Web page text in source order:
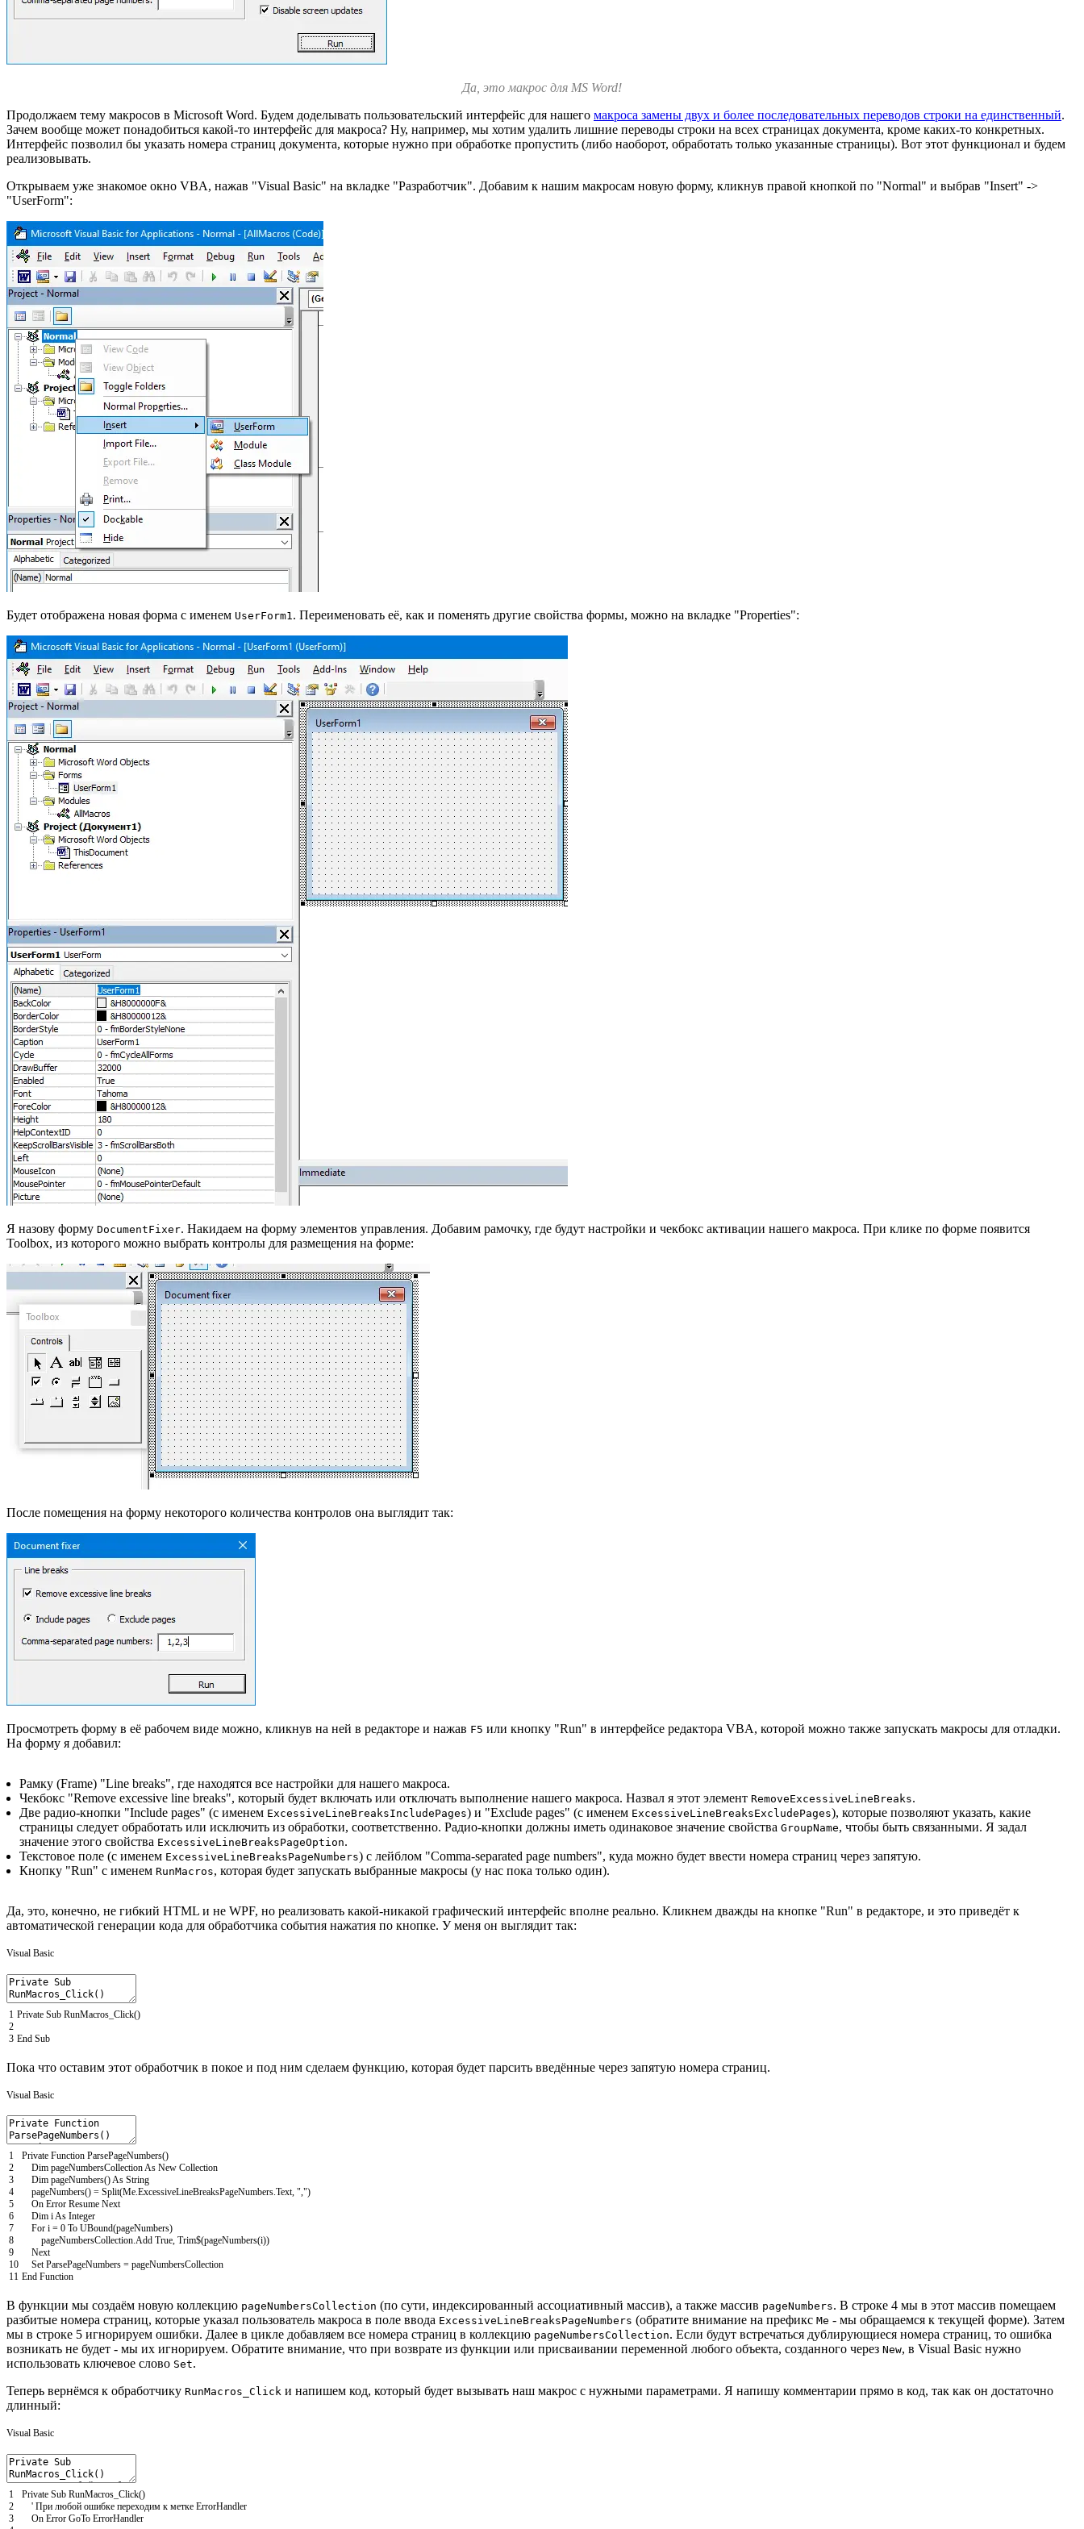
Да, это макрос для MS Word!
Продолжаем тему макросов в Microsoft Word. Будем доделывать пользовательский интерфейс для нашего макроса замены двух и более последовательных переводов строки на единственный.
Зачем вообще может понадобиться какой-то интерфейс для макроса? Ну, например, мы хотим удалить лишние переводы строки на всех страницах документа, кроме каких-то конкретных.
Интерфейс позволил бы указать номера страниц документа, которые нужно при обработке пропустить (либо наоборот, обработать только указанные страницы). Вот этот функционал и будем
реализовывать.
Открываем уже знакомое окно VBA, нажав "Visual Basic" на вкладке "Разработчик". Добавим к нашим макросам новую форму, кликнув правой кнопкой по "Normal" и выбрав "Insert" ->
"UserForm":
Будет отображена новая форма с именем UserForm1 . Переименовать её, как и поменять другие свойства формы, можно на вкладке "Properties":
Я назову форму DocumentFixer. Накидаем на форму элементов управления. Добавим рамочку, где будут настройки и чекбокс активации нашего макроса. При клике по форме появится
Toolbox, из которого можно выбрать контролы для размещения на форме:
После помещения на форму некоторого количества контролов она выглядит так:
Просмотреть форму в её рабочем виде можно, кликнув на ней в редакторе и нажав F5 или кнопку "Run" в интерфейсе редактора VBA, которой можно также запускать макросы для отладки.
На форму я добавил:
Рамку (Frame) "Line breaks", где находятся все настройки для нашего макроса.
Чекбокс "Remove excessive line breaks", который будет включать или отключать выполнение нашего макроса. Назвал я этот элемент RemoveExcessiveLineBreaks.
Две радио-кнопки "Include pages" (с именем ExcessiveLineBreaksIncludePages) и "Exclude pages" (с именем ExcessiveLineBreaksExcludePages), которые позволяют указать, какие
страницы следует обработать или исключить из обработки, соответственно. Радио-кнопки должны иметь одинаковое значение свойства GroupName, чтобы быть связанными. Я задал
значение этого свойства ExcessiveLineBreaksPageOption.
Текстовое поле (с именем ExcessiveLineBreaksPageNumbers) с лейблом "Comma-separated page numbers", куда можно будет ввести номера страниц через запятую.
Кнопку "Run" с именем RunMacros, которая будет запускать выбранные макросы (у нас пока только один).
Да, это, конечно, не гибкий HTML и не WPF, но реализовать какой-никакой графический интерфейс вполне реально. Кликнем дважды на кнопке "Run" в редакторе, и это приведёт к
автоматической генерации кода для обработчика события нажатия по кнопке. У меня он выглядит так:
Visual Basic
1
2
3
Private Sub RunMacros_Click()
End Sub
Пока что оставим этот обработчик в покое и под ним сделаем функцию, которая будет парсить введённые через запятую номера страниц.
Visual Basic
1
2
3
4
5
6
7
8
9
10
11
Private Function ParsePageNumbers()
Dim pageNumbersCollectionAs New Collection
Dim pageNumbers()As String
pageNumbers() = Split(Me.ExcessiveLineBreaksPageNumbers.Text, ",")
On Error Resume Next
Dim iAs Integer
For i = 0 To UBound(pageNumbers)
pageNumbersCollection.Add True, Trim$(pageNumbers(i))
Next
Set ParsePageNumbers = pageNumbersCollection
End Function
В функции мы создаём новую коллекцию pageNumbersCollection (по сути, индексированный ассоциативный массив), а также массив pageNumbers. В строке 4 мы в этот массив помещаем
разбитые номера страниц, которые указал пользователь макроса в поле ввода ExcessiveLineBreaksPageNumbers (обратите внимание на префикс Me - мы обращаемся к текущей форме). Затем
мы в строке 5 игнорируем ошибки. Далее в цикле добавляем все номера страниц в коллекцию pageNumbersCollection. Если будут встречаться дублирующиеся номера страниц, то ошибка
возникать не будет - мы их игнорируем. Обратите внимание, что при возврате из функции или присваивании переменной любого объекта, созданного через New, в Visual Basic нужно
использовать ключевое слово Set.
Теперь вернёмся к обработчику RunMacros_Click и напишем код, который будет вызывать наш макрос с нужными параметрами. Я напишу комментарии прямо в код, так как он достаточно
длинный:
Visual Basic
1
2
3
Private Sub RunMacros_Click()
' При любой ошибке переходим к метке ErrorHandler
On Error GoTo ErrorHandler